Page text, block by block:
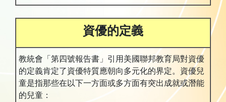
資優的定義
教統會「第四號報告書」引用美國聯邦教育局對資優
的定義肯定了資優特質應朝向多元化的界定。資優兒
童是指那些在以下一方面或多方面有突出成就或潛能
的兒童：